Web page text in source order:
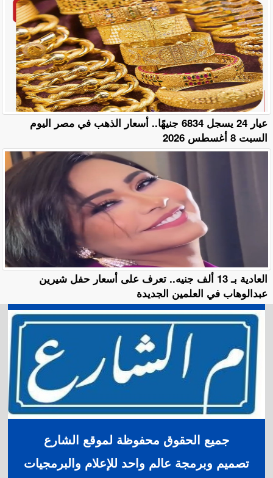
عيار 24 يسجل 6834 جنيهًا.. أسعار الذهب في مصر اليوم
السبت 8 أغسطس 2026
العادية بـ 13 ألف جنيه.. تعرف على أسعار حفل شيرين
عبدالوهاب في العلمين الجديدة
جميع الحقوق محفوظة لموقع الشارع
تصميم وبرمجة عالم واحد للإعلام والبرمجيات